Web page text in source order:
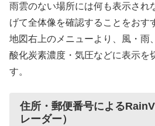
雨雲のない場所には何も表示され
げて全体像を確認することをおす
地図右上のメニューより、風・雨
酸化炭素濃度・気圧などに表示を
す。
住所・郵便番号による
レーダー）